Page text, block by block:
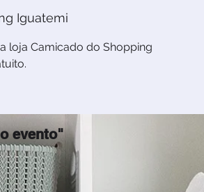
Iguatemi
loja Camicado do Shopping
evento"